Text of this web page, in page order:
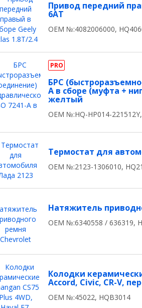
Привод передний
6AT
OEM №:4082006000,
PRO
БРС
A в сборе (муфта +
желтый
OEM №:HQ-HP014-
Термостат для
OEM №:2123-1306010,
Натяжитель
OEM №:6340558 / 636319,
Колодки
Accord, Civic, CR-V,
OEM №:45022, HQB3014